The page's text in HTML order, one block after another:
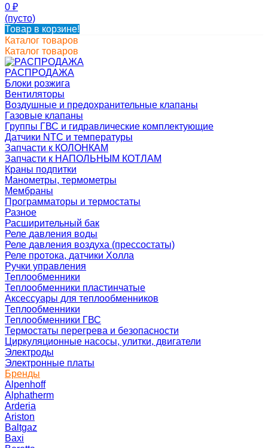
0 ₽
(пусто)
Товар в корзине!
Каталог товаров
Каталог товаров
РАСПРОДАЖА
Блоки розжига
Вентиляторы
Воздушные и предохранительные клапаны
Газовые клапаны
Группы ГВС и гидравлические комплектующие
Датчики NTC и температуры
Запчасти к КОЛОНКАМ
Запчасти к НАПОЛЬНЫМ КОТЛАМ
Краны подпитки
Манометры, термометры
Мембраны
Программаторы и термостаты
Разное
Расширительный бак
Реле давления воды
Реле давления воздуха (прессостаты)
Реле протока, датчики Холла
Ручки управления
Теплообменники
Теплообменники пластинчатые
Аксессуары для теплообменников
Теплообменники
Теплообменники ГВС
Термостаты перегрева и безопасности
Циркуляционные насосы, улитки, двигатели
Электроды
Электронные платы
Бренды
Alpenhoff
Alphatherm
Arderia
Ariston
Baltgaz
Baxi